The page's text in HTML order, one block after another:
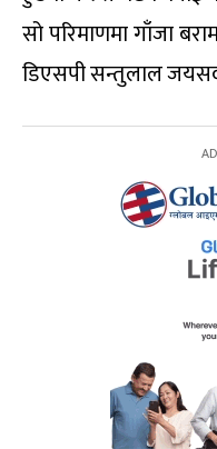
सो परिमाणमा गाँजा
डिएसपी सन्तुलाल